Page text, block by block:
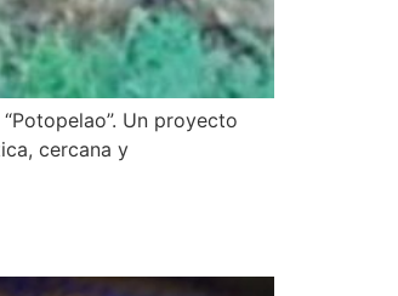
Un proyecto
cercana y